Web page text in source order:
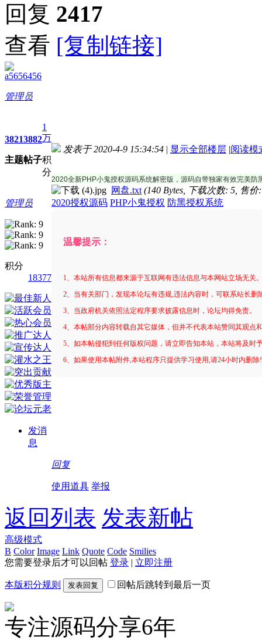
回复 2417
查看 [复制链接]
a5656456
管理员
3821
主题
3882
帖子
1
万
积
分
管理员
积分
18377
发消
息
发表于 2020-4-9 15:34:54 | 显示全部楼层 |阅读模
2020全新PHP小鬼授权源码系统解密版，源码自带独家有效完美防
网盘.txt (140 Bytes, 下载次数: 5, 售价
2020授权源码 PHP小鬼授权 防黑授权系统
温馨提示：
1、本站所有信息都来源于互联网有违法信息与本网站立场无关
2、当有关部门，发现本论坛有违规,违法内容时，可联系站长删
3、当政府机关依照法定程序要求披露信息时，论坛均得免责。
4、本帖部分内容转载自其它媒体，但并不代表本站赞同其观点
5、如本帖侵犯到任何版权问题，请立即告知本站，本站将及时
6、如果使用本帖附件,本站程序只提供学习使用,请24小时内删
回复
使用道具 举报
返回列表 发表新帖
高级模式
B Color Image Link Quote Code Smilies
您需要登录后才可以回帖 登录 | 立即注册
本版积分规则 发表回复 回帖后跳转到最后一页
专注源码分享6年